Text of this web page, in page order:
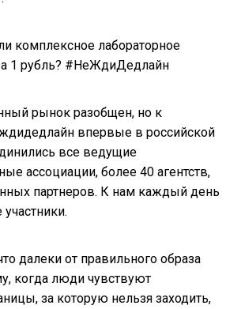
комплексное лабораторное
1 рубль? #НеЖдиДедлайн
рынок разобщен, но к
впервые в российской
все ведущие
ассоциации, более 40 агентств,
партнеров. К нам каждый день
далеки от правильного образа
когда люди чувствуют
за которую нельзя заходить,